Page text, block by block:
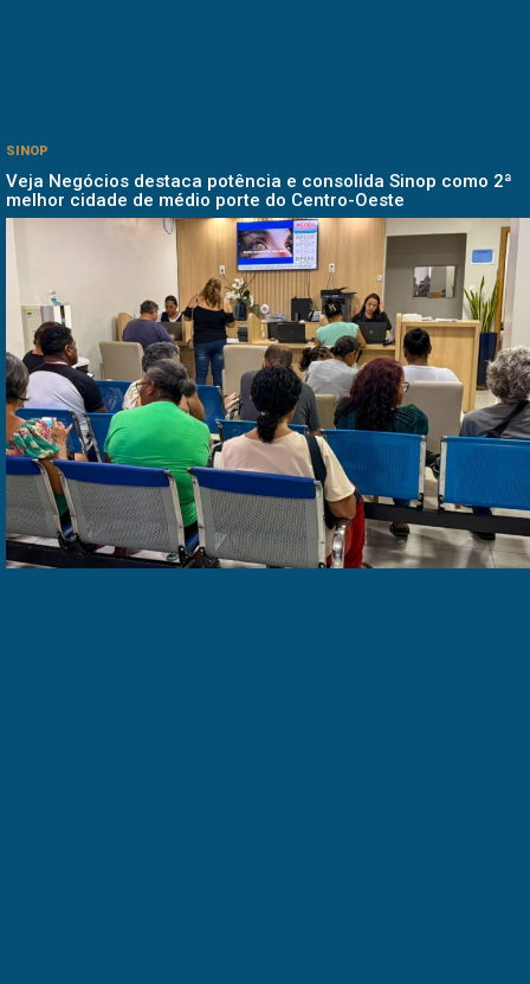
SINOP
Veja Negócios destaca potência e consolida Sinop como 2ª
melhor cidade de médio porte do Centro-Oeste